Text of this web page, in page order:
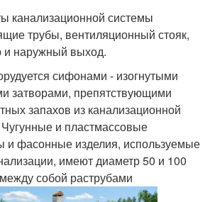
канализационной системы
трубы, вентиляционный стояк,
и наружный выход.
сифонами - изогнутыми
затворами, препятствующими
запахов из канализационной
и пластмассовые
и фасонные изделия, используемые
имеют диаметр 50 и 100
собой раструбами